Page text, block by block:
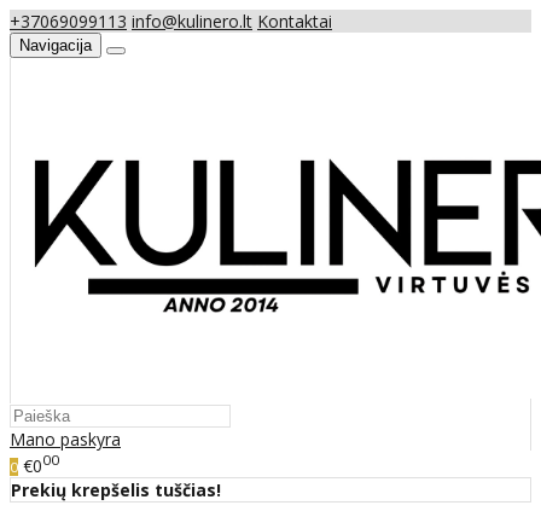
+37069099113 info@kulinero.lt Kontaktai
Navigacija
Mano paskyra
0 €000
Prekių krepšelis tuščias!